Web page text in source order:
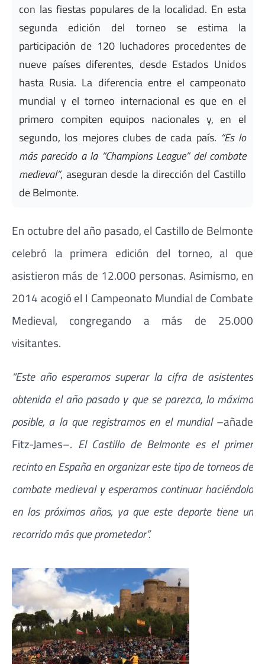
con las fiestas populares de la localidad. En esta
segunda edición del torneo se estima la
participación de 120 luchadores procedentes de
nueve países diferentes, desde Estados Unidos
hasta Rusia. La diferencia entre el campeonato
mundial y el torneo internacional es que en el
primero compiten equipos nacionales y, en el
segundo, los mejores clubes de cada país. “Es lo
más parecido a la “Champions League” del combate
medieval”, aseguran desde la dirección del Castillo
de Belmonte.
En octubre del año pasado, el Castillo de Belmonte
celebró la primera edición del torneo, al que
asistieron más de 12.000 personas. Asimismo, en
2014 acogió el I Campeonato Mundial de Combate
Medieval, congregando a más de 25.000
visitantes.
“Este año esperamos superar la cifra de asistentes
obtenida el año pasado y que se parezca, lo máximo
posible, a la que registramos en el mundial –añade
Fitz-James–. El Castillo de Belmonte es el primer
recinto en España en organizar este tipo de torneos de
combate medieval y esperamos continuar haciéndolo
en los próximos años, ya que este deporte tiene un
recorrido más que prometedor”.